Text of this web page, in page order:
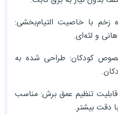
زخم با خاصیت التیام‌بخشی:
و لثه‌ای.
کودکان: طراحی شده به
قابلیت تنظیم عمق برش: مناسب
دقت بیشتر.